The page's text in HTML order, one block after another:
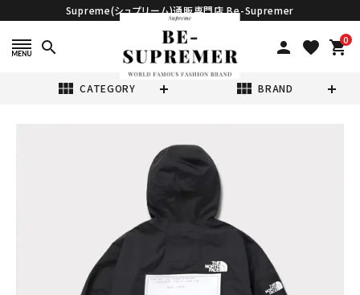
Supreme(シュプリーム)通販専門店 Be-Supremer
search person favorite 0
shopping_cart
view_module CATEGORY view_module BRAND